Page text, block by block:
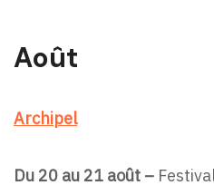
Août
Archipel
Du 20 au 21 août –